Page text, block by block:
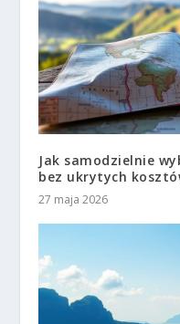
Jak samodzielnie
bez ukrytych
27 maja 2026